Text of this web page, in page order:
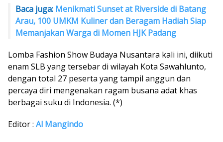
Baca juga: Menikmati Sunset at Riverside di Batang
Arau, 100 UMKM Kuliner dan Beragam Hadiah Siap
Memanjakan Warga di Momen HJK Padang
Lomba Fashion Show Budaya Nusantara kali ini, diikuti
enam SLB yang tersebar di wilayah Kota Sawahlunto,
dengan total 27 peserta yang tampil anggun dan
percaya diri mengenakan ragam busana adat khas
berbagai suku di Indonesia. (*)
Editor : Al Mangindo